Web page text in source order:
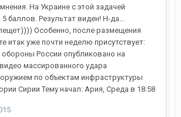
На Украине с этой задачей
баллов. Результат виден! Н-да...
Особенно, после размещения
итак уже почти неделю присутствует:
России опубликовано на
массированного удара
по объектам инфраструктуры
Сирии Тему начал: Ария, Среда в 18:58